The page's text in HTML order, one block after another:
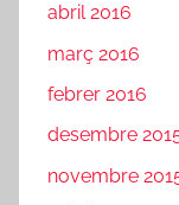
abril 2016
març 2016
febrer 2016
desembre
novembre